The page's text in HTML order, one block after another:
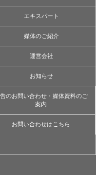
エキスパート
媒体のご紹介
運営会社
お知らせ
のお問い合わせ・媒体資料のご
案内
お問い合わせはこちら